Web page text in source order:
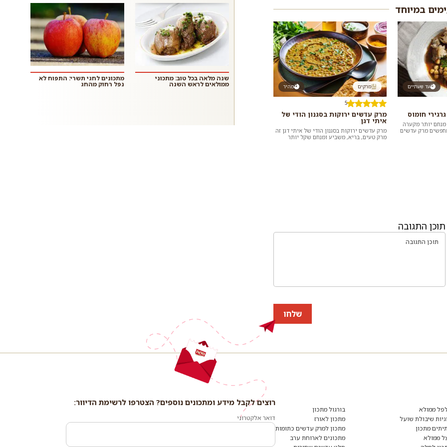
במיוחד
עד שעתיים
חומוס
מנחם יותר מקערה
מרק עדשים
מהיר מרקים
5
מרק עדשים ירוקות בסגנון הודי של
איתי דגן
מרק עדשים ירוקות בסגנון הודי של איתי דגן זה
מרק טעים, בריא, משביע ומנחם שקל יותר
תוכן התגובה
שלחו
שנה מלאה בכל טוב: מתכוני
ממולאים לראש השנה
מתכונים לחגי תשרי: התפוח לא
נפל רחוק מהחג
ממולא
שיבולת שועל
מתכון
ממולא
בורגול מתכון
מתכון לאורז
מתכון למרק עדשים כתומות
מתכונים לארוחת ערב
רוצים לקבל מידע ומתכונים נוספים? הצטרפו לרשימת הדיוור:
דואר אלקטרוני